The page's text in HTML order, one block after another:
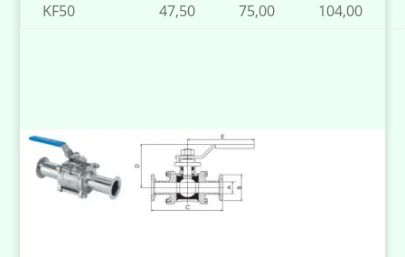
KF50
47,50 75,00 104,00